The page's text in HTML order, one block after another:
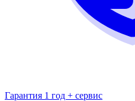
Гарантия 1 год + сервис